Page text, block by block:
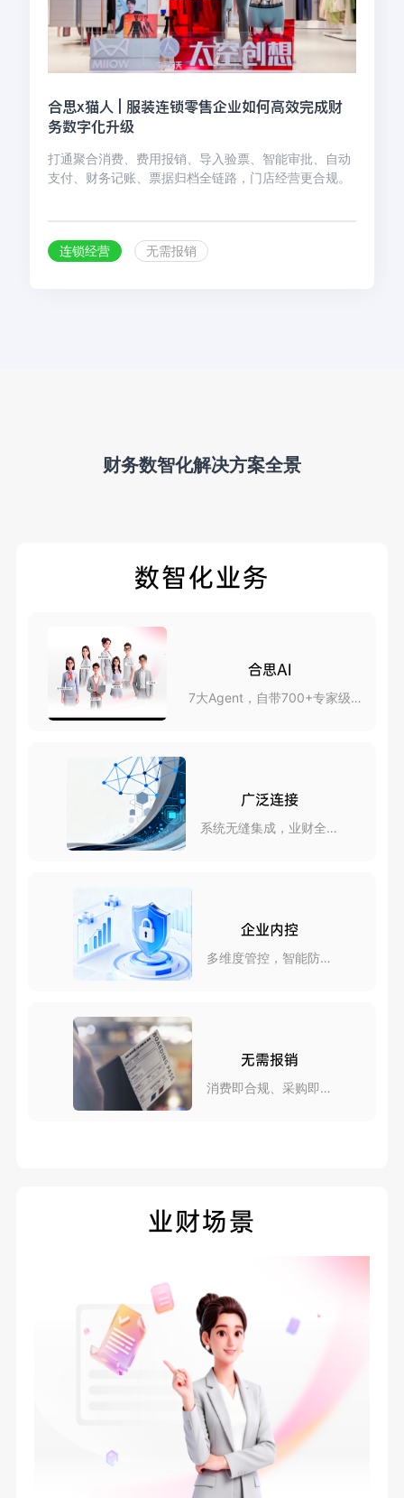
合思x猫人 | 服装连锁零售企业如何高效完成财
务数字化升级
打通聚合消费、费用报销、导入验票、智能审批、自动
支付、财务记账、票据归档全链路，门店经营更合规。
连锁经营 无需报销
财务数智化解决方案全景
数智化业务
合思AI
7大Agent，自带700+专家级
广泛连接
系统无缝集成，业财全互
企业内控
多维度管控，智能防风
无需报销
消费即合规、采购即报
业财场景